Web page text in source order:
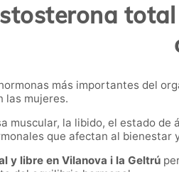
más importantes del
las mujeres.
muscular, la libido, el estado
que afectan al bienestar
y libre en Vilanova i la Geltrú